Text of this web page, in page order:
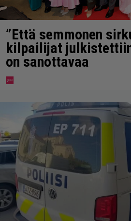
”Että semmonen
kilpailijat
on sanottavaa